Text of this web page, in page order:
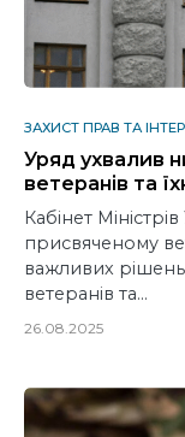
ЗАХИСТ ПРАВ ТА
Уряд ухвалив
ветеранів та
Кабінет
присвяченому
важливих
ветеранів та…
26.08.2025